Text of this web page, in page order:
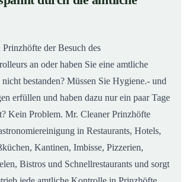
in Prinzhöfte – Qualität, die
der Besuch des
an oder haben Sie eine amtliche
bestanden? Müssen Sie Hygiene.- und
erfüllen und haben dazu nur ein paar Tage
Kein Problem. Mr. Cleaner Prinzhöfte
in Restaurants, Hotels,
Kantinen, Imbisse, Pizzerien,
Bistros und Schnellrestaurants und sorgt